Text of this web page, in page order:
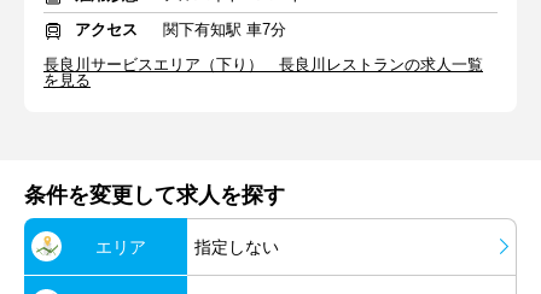
アクセス
関下有知駅 車7分
長良川サービスエリア（下り） 長良川レストランの求人一覧
を見る
条件を変更して求人を探す
エリア 指定しない